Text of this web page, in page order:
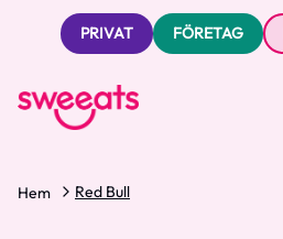
PRIVAT FÖRETAG
Hem Red Bull